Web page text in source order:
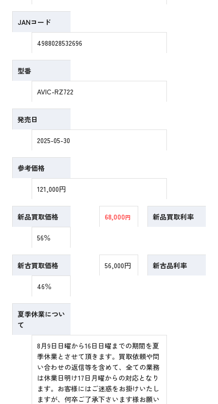
JANコード
4988028532696
型番
AVIC-RZ722
発売日
2025-05-30
参考価格
121,000円
新品買取価格 68,000円 新品買取利率
56％
新古買取価格 56,000円 新古品利率
46％
夏季休業につい
て
8月9日日曜から16日日曜までの期間を夏
季休業とさせて頂きます。買取依頼や問
い合わせの返信等を含めて、全ての業務
は休業日明け17日月曜からの対応となり
ます。お客様にはご迷惑をお掛けいたし
ますが、何卒ご了承下さいます様お願い